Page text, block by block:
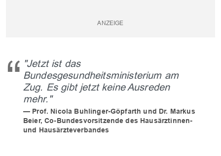
"Jetzt ist das
Bundesgesundheitsministerium am
Zug. Es gibt jetzt keine Ausreden
mehr."
Prof. Nicola Buhlinger-Göpfarth und Dr. Markus
Beier, Co-Bundesvorsitzende des Hausärztinnen-
und Hausärzteverbandes